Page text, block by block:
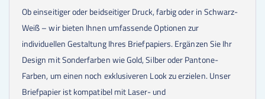
Ob einseitiger oder beidseitiger Druck, farbig oder in Schwarz-
Weiß – wir bieten Ihnen umfassende Optionen zur
individuellen Gestaltung Ihres Briefpapiers. Ergänzen Sie Ihr
Design mit Sonderfarben wie Gold, Silber oder Pantone-
Farben, um einen noch exklusiveren Look zu erzielen. Unser
Briefpapier ist kompatibel mit Laser- und